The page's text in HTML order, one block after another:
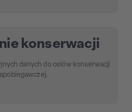
konserwacji
danych do celów konserwacji